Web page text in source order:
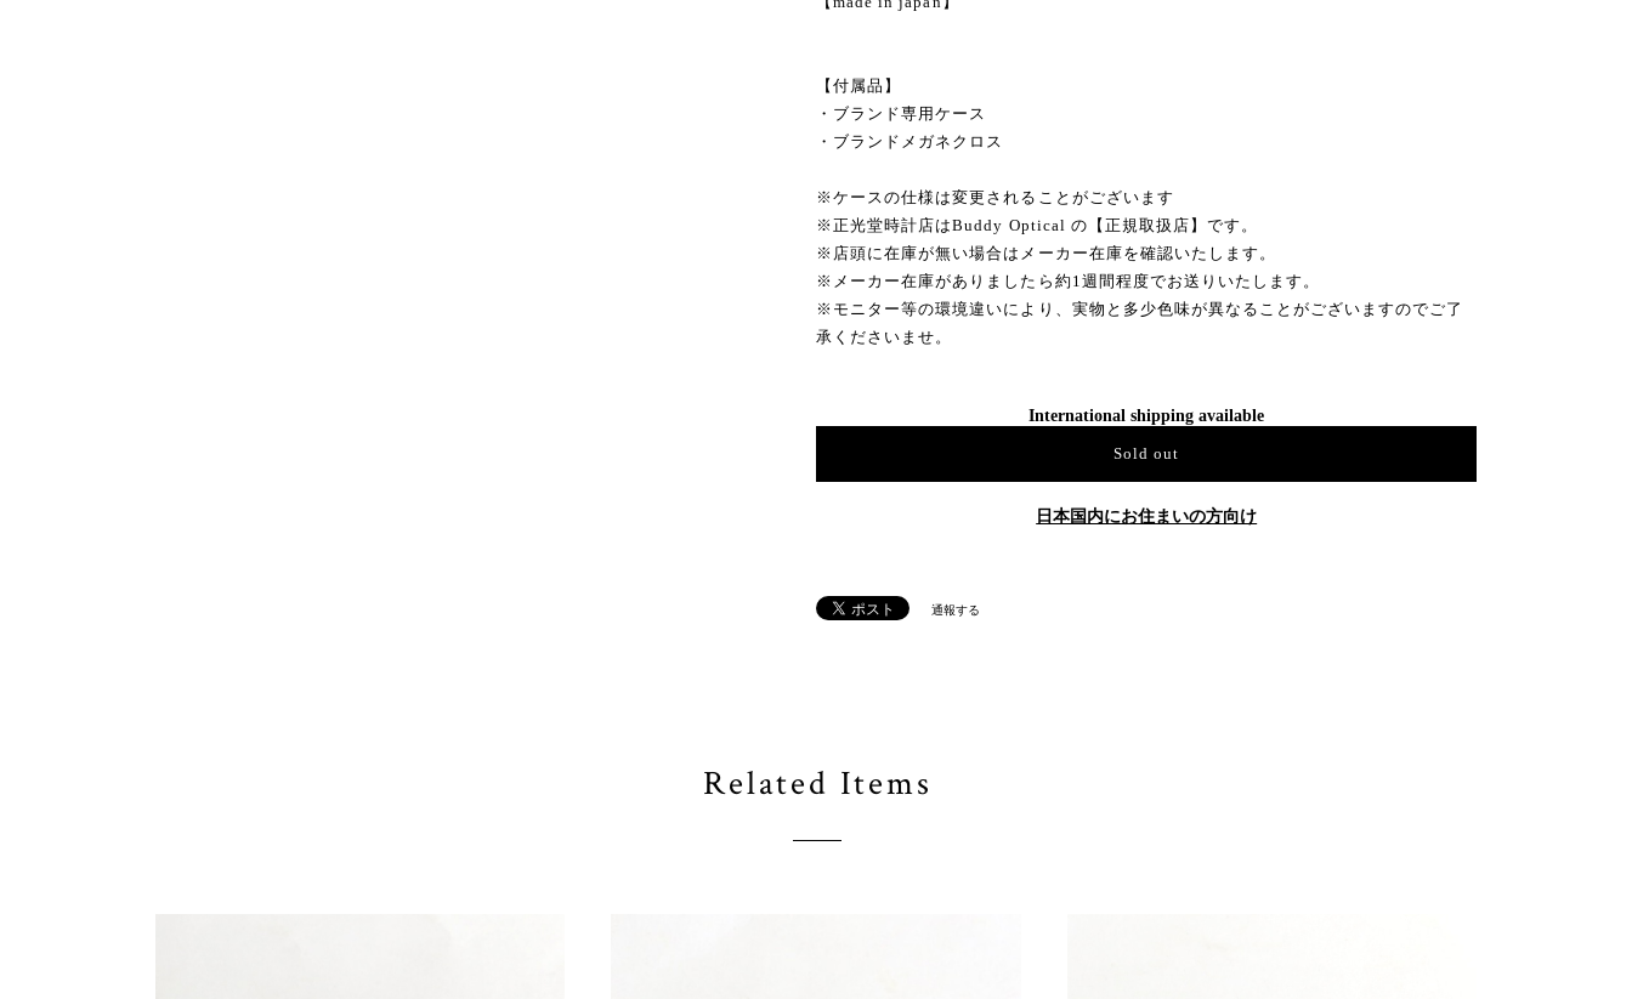
【付属品】
・ブランド専用ケース
・ブランドメガネクロス
※ケースの仕様は変更されることがございます
※正光堂時計店はBuddy Optical の【正規取扱店】です。
※店頭に在庫が無い場合はメーカー在庫を確認いたします。
※メーカー在庫がありましたら約1週間程度でお送りいたします。
※モニター等の環境違いにより、実物と多少色味が異なることがございますのでご了
承くださいませ。
International shipping available
Sold out
日本国内にお住まいの方向け
通報する
Related Items